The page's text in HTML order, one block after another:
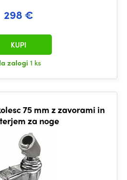
298 €
zalogi 1 ks
KUPI
75 mm z zavorami in
za noge